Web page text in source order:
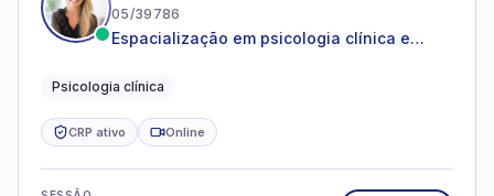
05/39786
Espacialização em psicologia clínica e
Psicologia clínica
CRP ativo Online